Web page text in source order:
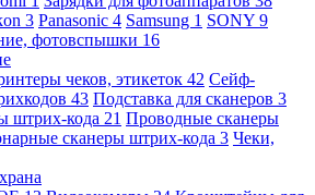
3 Panasonic 4 Samsung 1 SONY 9
фотовспышки 16
чеков, этикеток 42 Сейф-
43 Подставка для сканеров 3
штрих-кода 21 Проводные сканеры
сканеры штрих-кода 3 Чеки,